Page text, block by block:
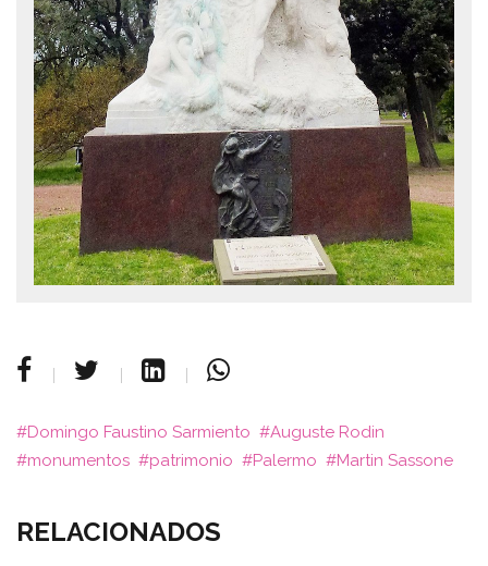
Domingo Faustino Sarmiento
Auguste Rodin
monumentos
patrimonio Palermo Martin Sassone
RELACIONADOS